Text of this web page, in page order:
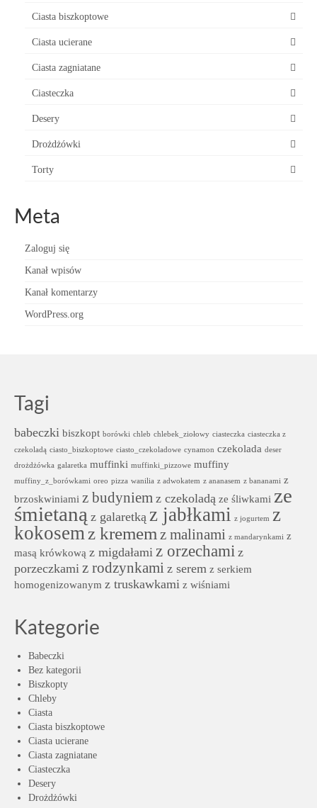
Ciasta biszkoptowe
Ciasta ucierane
Ciasta zagniatane
Ciasteczka
Desery
Drożdżówki
Torty
Meta
Zaloguj się
Kanał wpisów
Kanał komentarzy
WordPress.org
Tagi
babeczki biszkopt borówki chleb chlebek_ziołowy ciasteczka ciasteczka z
czekoladą ciasto_biszkoptowe ciasto_czekoladowe cynamon czekolada deser
drożdżówka galaretka muffinki muffinki_pizzowe muffiny
muffiny_z_borówkami oreo pizza wanilia z adwokatem z ananasem z bananami z
brzoskwiniami z budyniem z czekoladą ze śliwkami ze
śmietaną z galaretką z jabłkami z jogurtem z
kokosemz kremem z malinami z mandarynkami z
masą krówkową z migdałami z orzechami z
porzeczkami z rodzynkami z serem z serkiem
homogenizowanym z truskawkami z wiśniami
Kategorie
Babeczki
Bez kategorii
Biszkopty
Chleby
Ciasta
Ciasta biszkoptowe
Ciasta ucierane
Ciasta zagniatane
Ciasteczka
Desery
Drożdżówki